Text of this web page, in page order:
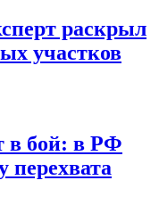
раскрыл
участков
в бой: в РФ
перехвата